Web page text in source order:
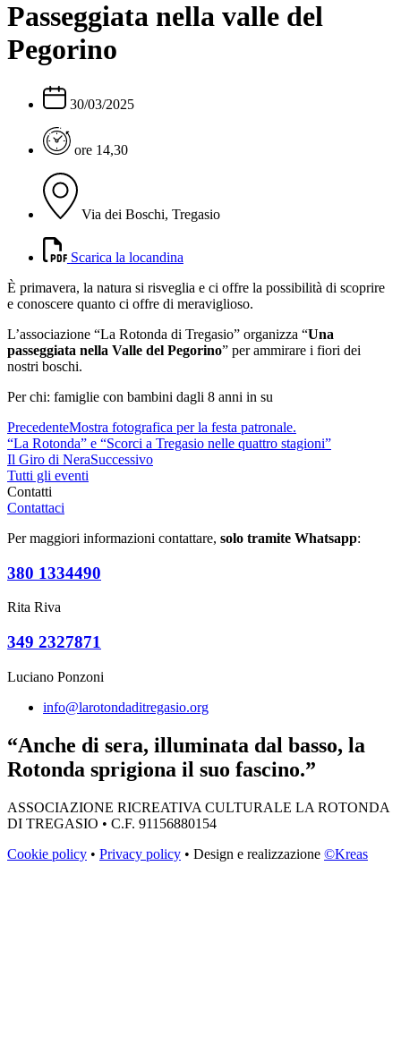
Passeggiata nella valle del
Pegorino
30/03/2025
ore 14,30
Via dei Boschi, Tregasio
Scarica la locandina
È primavera, la natura si risveglia e ci offre la possibilità di scoprire
e conoscere quanto ci offre di meraviglioso.
L’associazione “La Rotonda di Tregasio” organizza “Una
passeggiata nella Valle del Pegorino” per ammirare i fiori dei
nostri boschi.
Per chi: famiglie con bambini dagli 8 anni in su
PrecedenteMostra fotografica per la festa patronale.
“La Rotonda” e “Scorci a Tregasio nelle quattro stagioni”
Il Giro di NeraSuccessivo
Tutti gli eventi
Contatti
Contattaci
Per maggiori informazioni contattare, solo tramite Whatsapp:
380 1334490
Rita Riva
349 2327871
Luciano Ponzoni
info@larotondaditregasio.org
“Anche di sera, illuminata dal basso, la
Rotonda sprigiona il suo fascino.”
ASSOCIAZIONE RICREATIVA CULTURALE LA ROTONDA
DI TREGASIO • C.F. 91156880154
Cookie policy • Privacy policy • Design e realizzazione ©Kreas